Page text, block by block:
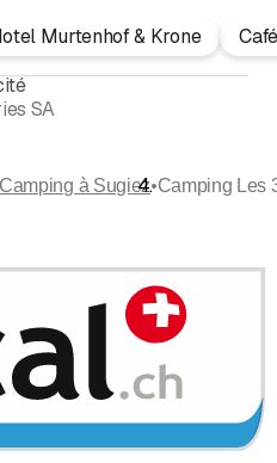
Murtenhof & Krone
SA
à Sugiez•Camping Les